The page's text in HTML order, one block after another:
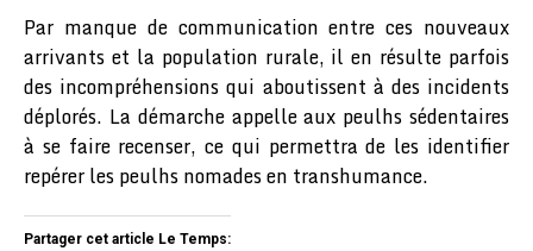
Par manque de communication entre ces nouveaux
arrivants et la population rurale, il en résulte parfois
des incompréhensions qui aboutissent à des incidents
déplorés. La démarche appelle aux peulhs sédentaires
à se faire recenser, ce qui permettra de les identifier
repérer les peulhs nomades en transhumance.
Partager cet article Le Temps: